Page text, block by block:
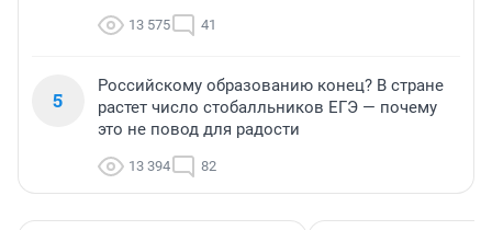
13 575 41
5
Российскому образованию конец? В стране
растет число стобалльников ЕГЭ — почему
это не повод для радости
13 394 82